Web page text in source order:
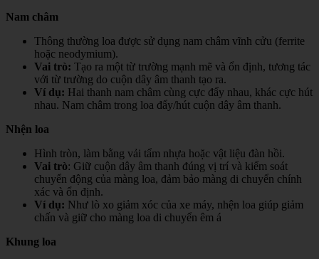
Nam châm
Thông thường loa được sử dụng nam châm vĩnh cửu (ferrite
hoặc neodymium).
Vai trò: Tạo ra một từ trường mạnh mẽ và ổn định, tương tác
với từ trường do cuộn dây âm thanh tạo ra.
Ví dụ: Hai thanh nam châm cùng cực đẩy nhau, khác cực hút
nhau. Nam châm trong loa đẩy/hút cuộn dây âm thanh.
Nhện loa
Hình tròn, làm bằng vải tẩm nhựa hoặc vật liệu đàn hồi.
Vai trò: Giữ cuộn dây âm thanh đúng vị trí và kiểm soát
chuyển động của màng loa, đảm bảo màng di chuyển chính
xác và ổn định.
Ví dụ: Như lò xo giảm xóc của xe máy, nhện loa giúp giảm
chấn và giữ cho màng loa di chuyển êm á
Khung loa